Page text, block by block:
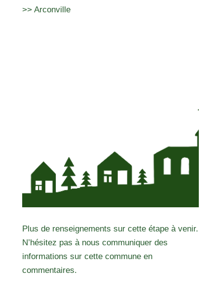
>> Arconville
Plus de renseignements sur cette étape à venir.
N’hésitez pas à nous communiquer des
informations sur cette commune en
commentaires.